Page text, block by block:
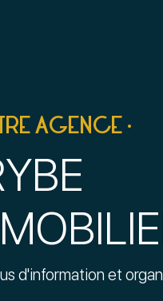
AGENCE •
d'information et